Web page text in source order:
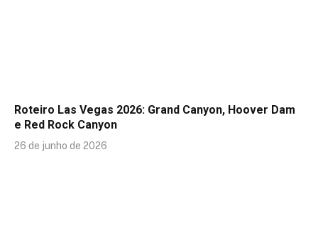
Roteiro Las Vegas 2026: Grand Canyon, Hoover Dam
e Red Rock Canyon
26 de junho de 2026